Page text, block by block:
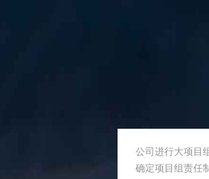
公司进行大项目
确定项目组责任